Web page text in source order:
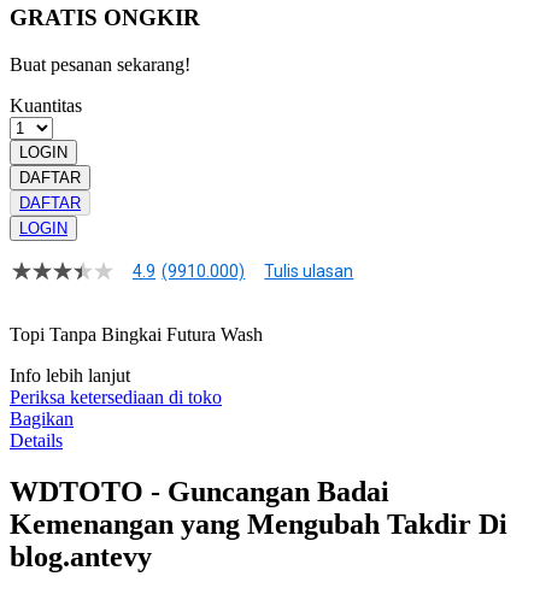
GRATIS ONGKIR
Buat pesanan sekarang!
Kuantitas
LOGIN
DAFTAR
DAFTAR
LOGIN
4.9
bintang,
rating
rata-
rata.
Read
13
Tautan
halaman
yang
sama.
4.9 (9910.000) Tulis ulasan
Topi Tanpa Bingkai Futura Wash
Info lebih lanjut
Periksa ketersediaan di toko
Bagikan
Details
WDTOTO - Guncangan Badai
Kemenangan yang Mengubah Takdir Di
blog.antevy